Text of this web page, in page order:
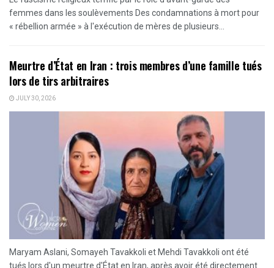
femmes dans les soulèvements Des condamnations à mort pour
« rébellion armée » à l'exécution de mères de plusieurs...
Meurtre d’État en Iran : trois membres d’une famille tués
lors de tirs arbitraires
JULY 30, 2026
Maryam Aslani, Somayeh Tavakkoli et Mehdi Tavakkoli ont été
tués lors d'un meurtre d'État en Iran, après avoir été directement